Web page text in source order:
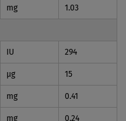
mg 1.03
IU 294
µg 15
mg 0.41
mg 0.24